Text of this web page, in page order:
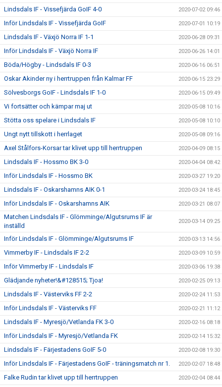
Lindsdals IF - Vissefjärda GoIF 4-0 2020-07-02 09:46
Inför Lindsdals IF - Vissefjärda GoIF 2020-07-01 10:19
Lindsdals IF - Växjö Norra IF 1-1 2020-06-28 09:31
Inför Lindsdals IF - Växjö Norra IF 2020-06-26 14:01
Böda/Högby - Lindsdals IF 0-3 2020-06-16 06:51
Oskar Akinder ny i herrtruppen från Kalmar FF 2020-06-15 23:29
Sölvesborgs GoIF - Lindsdals IF 1-0 2020-06-15 09:49
Vi fortsätter och kämpar maj ut 2020-05-08 10:16
Stötta oss spelare i Lindsdals IF 2020-05-08 10:10
Ungt nytt tillskott i herrlaget 2020-05-08 09:16
Axel Stålfors-Korsar tar klivet upp till herrtruppen 2020-04-09 08:15
Lindsdals IF - Hossmo BK 3-0 2020-04-04 08:42
Inför Lindsdals IF - Hossmo BK 2020-03-27 19:20
Lindsdals IF - Oskarshamns AIK 0-1 2020-03-24 18:45
Inför Lindsdals IF - Oskarshamns AIK 2020-03-21 08:07
Matchen Lindsdals IF - Glömminge/Algutsrums IF är
inställd
2020-03-14 09:25
Inför Lindsdals IF - Glömminge/Algutsrums IF 2020-03-13 14:56
Vimmerby IF - Lindsdals IF 2-2 2020-03-09 10:59
Inför Vimmerby IF - Lindsdals IF 2020-03-06 19:38
Glädjande nyheter!&#128515; Tjoa! 2020-02-25 09:13
Lindsdals IF - Västerviks FF 2-2 2020-02-24 11:53
Inför Lindsdals IF - Västerviks FF 2020-02-21 11:12
Lindsdals IF - Myresjö/Vetlanda FK 3-0 2020-02-16 08:18
Inför Lindsdals IF - Myresjö/Vetlanda FK 2020-02-14 15:32
Lindsdals IF - Färjestadens GoIF 5-0 2020-02-08 19:30
Inför Lindsdals IF - Färjestadens GoIF - träningsmatch nr 1. 2020-02-07 18:48
Falke Rudin tar klivet upp till herrtruppen 2020-02-04 08:44